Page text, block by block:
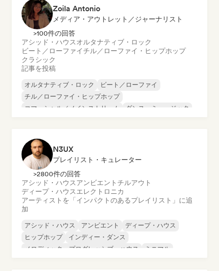
Zoila Antonio
メディア・アウトレット／ジャーナリスト
>100件の回答
アシッド・ハウスオルタナティブ・ロック
ビート／ローファイチル／ローファイ・ヒップホップ
クラシック
記事を投稿
オルタナティブ・ロック
ビート／ローファイ
チル／ローファイ・ヒップホップ
コマーシャル／メインストリーム
ダンス・ミュージック
N3UX
プレイリスト・キュレーター
>2800件の回答
アシッド・ハウスアンビエント チルアウト
ディープ・ハウスエレクトロニカ
アーティストを「インパクトのあるプレイリスト」に追
加
アシッド・ハウス アンビエント
ディープ・ハウス
ヒップホップ
インディー・ダンス
メロディック・プログレッシブ・ハウス
ミニマル